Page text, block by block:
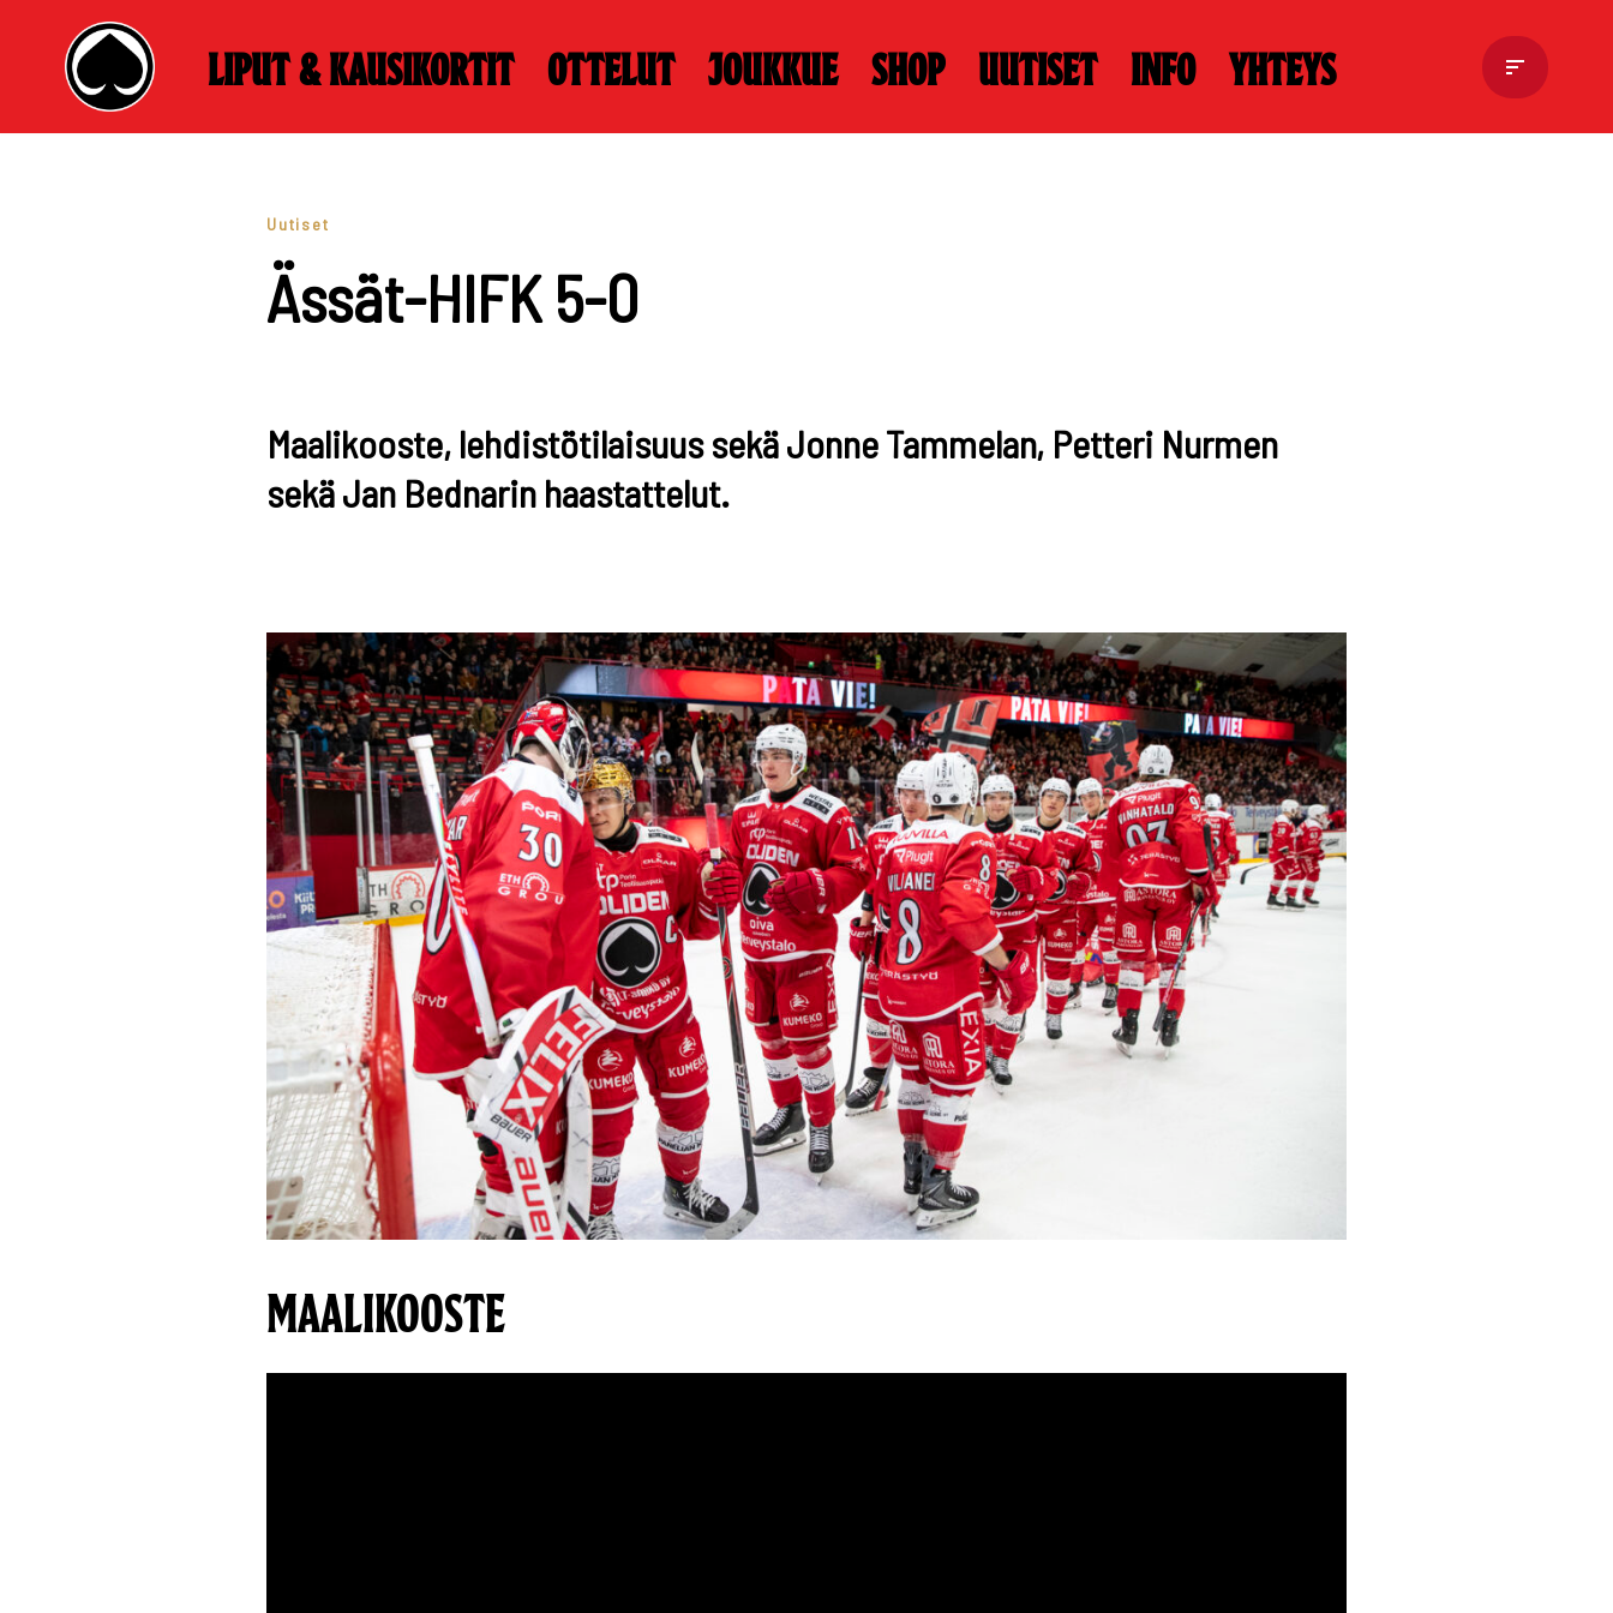
content
Liput & kausikortit Ottelut Joukkue Shop Uutiset Info Yhteys
Ässät-HIFK 5-0
Uutiset
Maalikooste, lehdistötilaisuus sekä Jonne Tammelan, Petteri Nurmen
sekä Jan Bednarin haastattelut.
MAALIKOOSTE